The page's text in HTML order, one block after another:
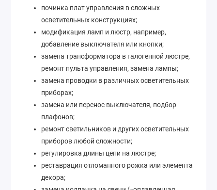
починка плат управления в сложных
осветительных конструкциях;
модификация ламп и люстр, например,
добавление выключателя или кнопки;
замена трансформатора в галогенной люстре,
ремонт пульта управления, замена лампы;
замена проводки в различных осветительных
приборах;
замена или перенос выключателя, подбор
плафонов;
ремонт светильников и других осветительных
приборов любой сложности;
регулировка длины цепи на люстре;
реставрация отломанного рожка или элемента
декора;